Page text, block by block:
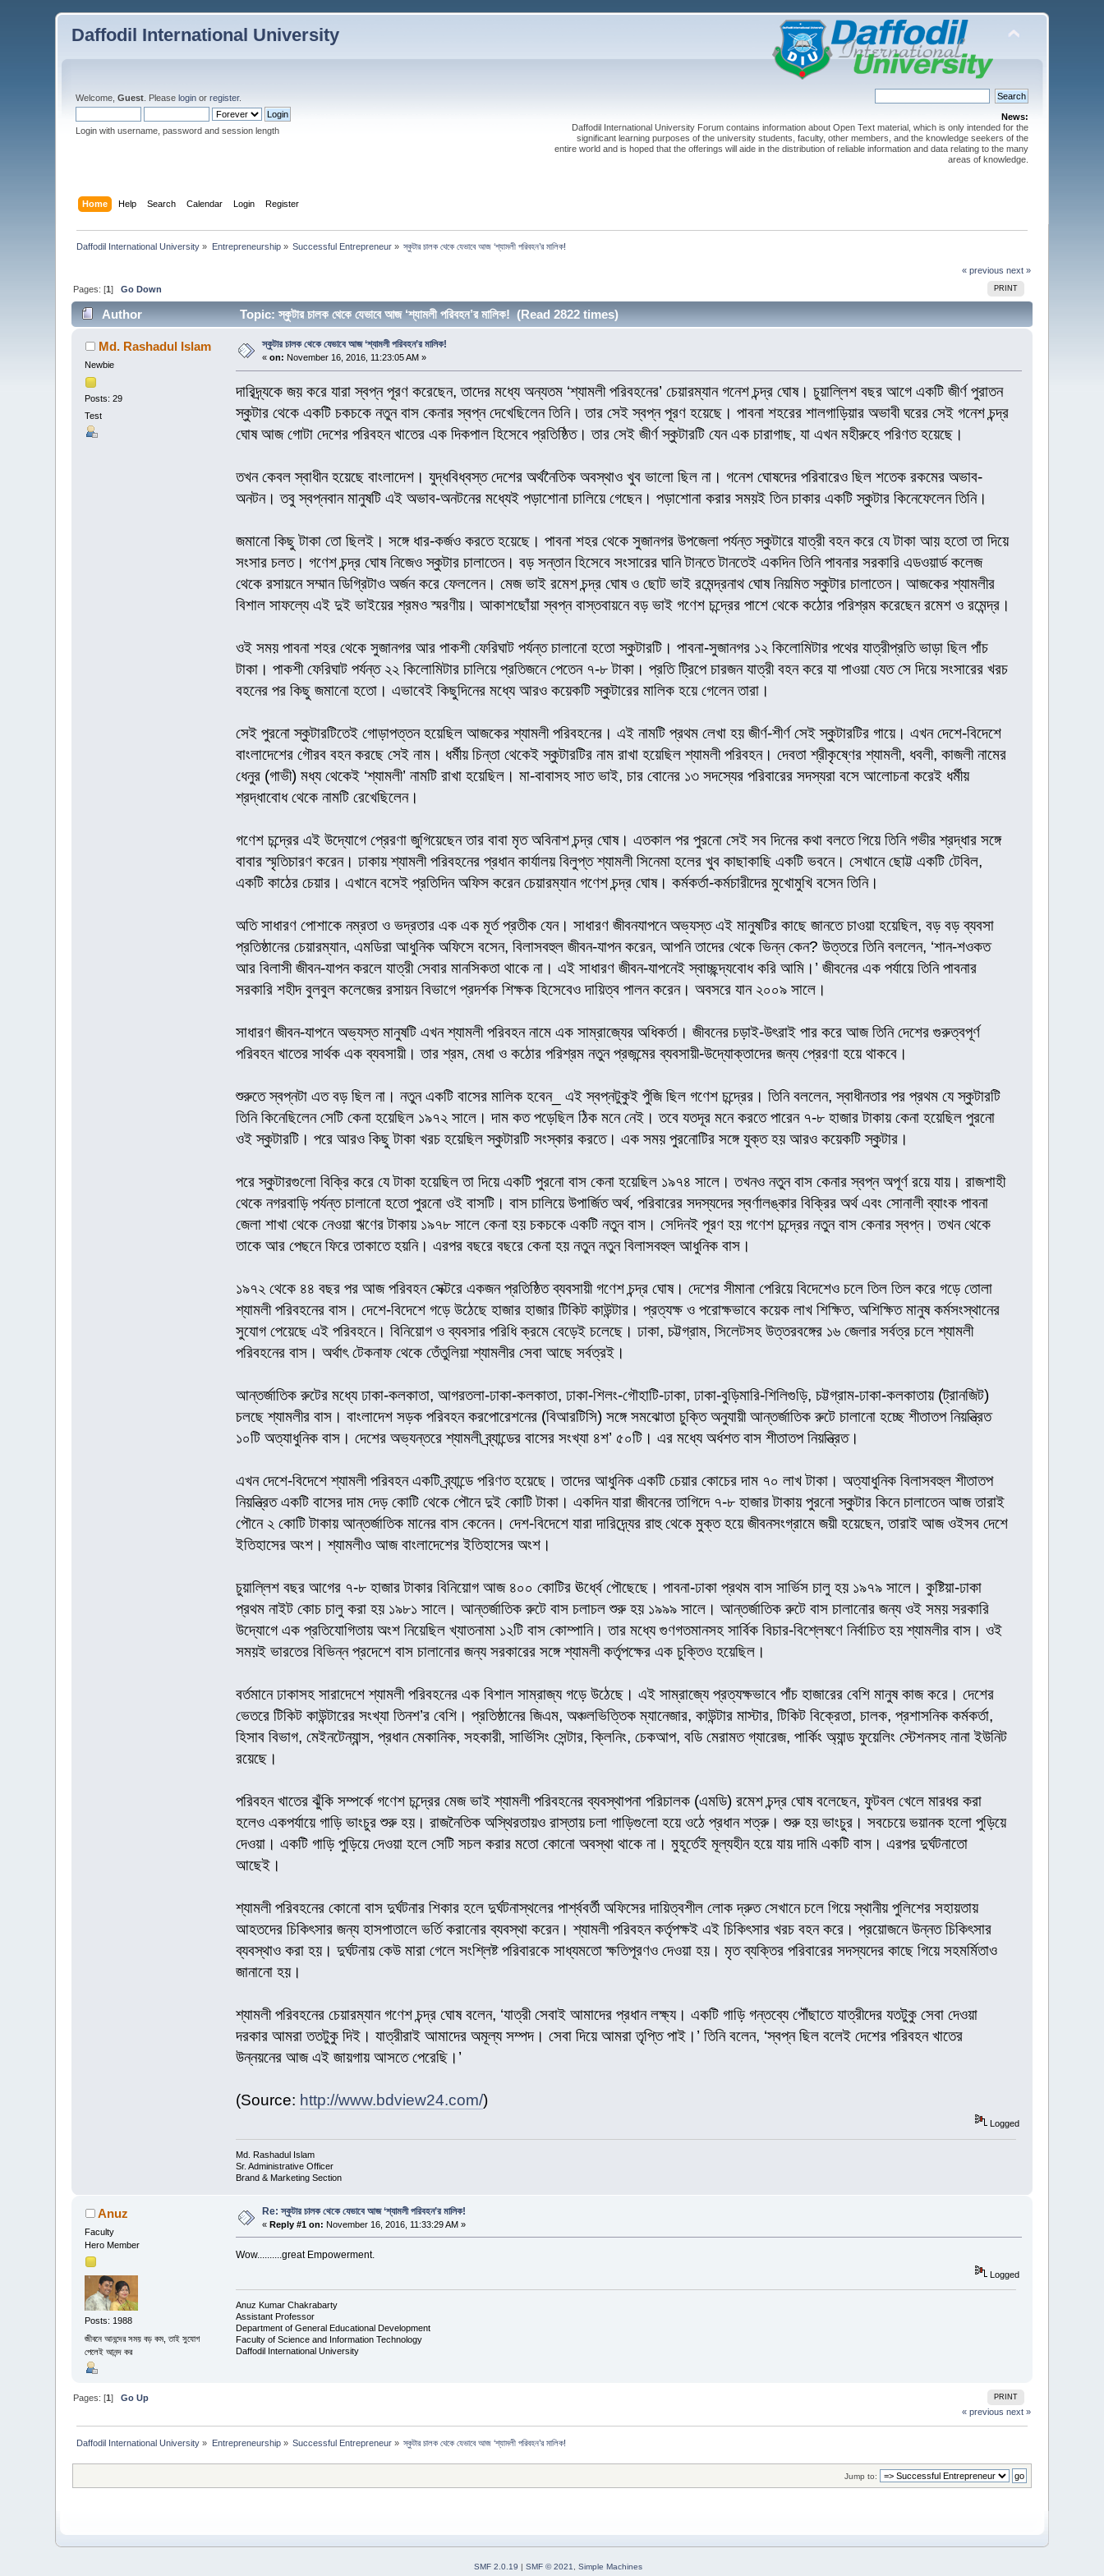
Daffodil International University
Welcome,Guest . Pleaselogin orregister.
Login with username, password and session length
News:
Daffodil International University Forum contains information about Open Text material, which is only intended for the
significant learning purposes of the university students, faculty, other members, and the knowledge seekers of the
entire world and is hoped that the offerings will aide in the distribution of reliable information and data relating to the many
areas of knowledge.
Home Help Search Calendar Login Register
Daffodil International University » Entrepreneurship» Successful Entrepreneur » স্কুটার চালক থেকে যেভাবে আজ ‘শ্যামলী পরিবহন’র মালিক!
« previous next »
PRINT
Pages: [1]Go Down
Author Topic: স্কুটার চালক থেকে যেভাবে আজ ‘শ্যামলী পরিবহন’র মালিক! (Read 2822 times)
Md. Rashadul Islam
Newbie
Posts: 29
Test
স্কুটার চালক থেকে যেভাবে আজ ‘শ্যামলী পরিবহন’র মালিক!
«on: November 16, 2016, 11:23:05 AM »
দারিদ্র্যকে জয় করে যারা স্বপ্ন পূরণ করেছেন, তাদের মধ্যে অন্যতম ‘শ্যামলী পরিবহনের’ চেয়ারম্যান গনেশ চন্দ্র ঘোষ। চুয়ালি্লশ বছর আগে একটি জীর্ণ পুরাতন
স্কুটার থেকে একটি চকচকে নতুন বাস কেনার স্বপ্ন দেখেছিলেন তিনি। তার সেই স্বপ্ন পূরণ হয়েছে। পাবনা শহরের শালগাড়িয়ার অভাবী ঘরের সেই গনেশ চন্দ্র
ঘোষ আজ গোটা দেশের পরিবহন খাতের এক দিকপাল হিসেবে প্রতিষ্ঠিত। তার সেই জীর্ণ স্কুটারটি যেন এক চারাগাছ, যা এখন মহীরুহে পরিণত হয়েছে।
তখন কেবল স্বাধীন হয়েছে বাংলাদেশ। যুদ্ধবিধ্বস্ত দেশের অর্থনৈতিক অবস্থাও খুব ভালো ছিল না। গনেশ ঘোষদের পরিবারেও ছিল শতেক রকমের অভাব-
অনটন। তবু স্বপ্নবান মানুষটি এই অভাব-অনটনের মধ্যেই পড়াশোনা চালিয়ে গেছেন। পড়াশোনা করার সময়ই তিন চাকার একটি স্কুটার কিনেফেলেন তিনি।
জমানো কিছু টাকা তো ছিলই। সঙ্গে ধার-কর্জও করতে হয়েছে। পাবনা শহর থেকে সুজানগর উপজেলা পর্যন্ত স্কুটারে যাত্রী বহন করে যে টাকা আয় হতো তা দিয়ে
সংসার চলত। গণেশ চন্দ্র ঘোষ নিজেও স্কুটার চালাতেন। বড় সন্তান হিসেবে সংসারের ঘানি টানতে টানতেই একদিন তিনি পাবনার সরকারি এডওয়ার্ড কলেজ
থেকে রসায়নে সম্মান ডিগ্রিটাও অর্জন করে ফেললেন। মেজ ভাই রমেশ চন্দ্র ঘোষ ও ছোট ভাই রমেন্দ্রনাথ ঘোষ নিয়মিত স্কুটার চালাতেন। আজকের শ্যামলীর
বিশাল সাফল্যে এই দুই ভাইয়ের শ্রমও স্মরণীয়। আকাশছোঁয়া স্বপ্ন বাস্তবায়নে বড় ভাই গণেশ চন্দ্রের পাশে থেকে কঠোর পরিশ্রম করেছেন রমেশ ও রমেন্দ্র।
ওই সময় পাবনা শহর থেকে সুজানগর আর পাকশী ফেরিঘাট পর্যন্ত চালানো হতো স্কুটারটি। পাবনা-সুজানগর ১২ কিলোমিটার পথের যাত্রীপ্রতি ভাড়া ছিল পাঁচ
টাকা। পাকশী ফেরিঘাট পর্যন্ত ২২ কিলোমিটার চালিয়ে প্রতিজনে পেতেন ৭-৮ টাকা। প্রতি ট্রিপে চারজন যাত্রী বহন করে যা পাওয়া যেত সে দিয়ে সংসারের খরচ
বহনের পর কিছু জমানো হতো। এভাবেই কিছুদিনের মধ্যে আরও কয়েকটি স্কুটারের মালিক হয়ে গেলেন তারা।
সেই পুরনো স্কুটারটিতেই গোড়াপত্তন হয়েছিল আজকের শ্যামলী পরিবহনের। এই নামটি প্রথম লেখা হয় জীর্ণ-শীর্ণ সেই স্কুটারটির গায়ে। এখন দেশে-বিদেশে
বাংলাদেশের গৌরব বহন করছে সেই নাম। ধর্মীয় চিন্তা থেকেই স্কুটারটির নাম রাখা হয়েছিল শ্যামলী পরিবহন। দেবতা শ্রীকৃষ্ণের শ্যামলী, ধবলী, কাজলী নামের
ধেনুর (গাভী) মধ্য থেকেই ‘শ্যামলী’ নামটি রাখা হয়েছিল। মা-বাবাসহ সাত ভাই, চার বোনের ১৩ সদস্যের পরিবারের সদস্যরা বসে আলোচনা করেই ধর্মীয়
শ্রদ্ধাবোধ থেকে নামটি রেখেছিলেন।
গণেশ চন্দ্রের এই উদ্যোগে প্রেরণা জুগিয়েছেন তার বাবা মৃত অবিনাশ চন্দ্র ঘোষ। এতকাল পর পুরনো সেই সব দিনের কথা বলতে গিয়ে তিনি গভীর শ্রদ্ধার সঙ্গে
বাবার স্মৃতিচারণ করেন। ঢাকায় শ্যামলী পরিবহনের প্রধান কার্যালয় বিলুপ্ত শ্যামলী সিনেমা হলের খুব কাছাকাছি একটি ভবনে। সেখানে ছোট্ট একটি টেবিল,
একটি কাঠের চেয়ার। এখানে বসেই প্রতিদিন অফিস করেন চেয়ারম্যান গণেশ চন্দ্র ঘোষ। কর্মকর্তা-কর্মচারীদের মুখোমুখি বসেন তিনি।
অতি সাধারণ পোশাকে নম্রতা ও ভদ্রতার এক এক মূর্ত প্রতীক যেন। সাধারণ জীবনযাপনে অভ্যস্ত এই মানুষটির কাছে জানতে চাওয়া হয়েছিল, বড় বড় ব্যবসা
প্রতিষ্ঠানের চেয়ারম্যান, এমডিরা আধুনিক অফিসে বসেন, বিলাসবহুল জীবন-যাপন করেন, আপনি তাদের থেকে ভিন্ন কেন? উত্তরে তিনি বললেন, ‘শান-শওকত
আর বিলাসী জীবন-যাপন করলে যাত্রী সেবার মানসিকতা থাকে না। এই সাধারণ জীবন-যাপনেই স্বাচ্ছন্দ্যবোধ করি আমি।’ জীবনের এক পর্যায়ে তিনি পাবনার
সরকারি শহীদ বুলবুল কলেজের রসায়ন বিভাগে প্রদর্শক শিক্ষক হিসেবেও দায়িত্ব পালন করেন। অবসরে যান ২০০৯ সালে।
সাধারণ জীবন-যাপনে অভ্যস্ত মানুষটি এখন শ্যামলী পরিবহন নামে এক সাম্রাজ্যের অধিকর্তা। জীবনের চড়াই-উৎরাই পার করে আজ তিনি দেশের গুরুত্বপূর্ণ
পরিবহন খাতের সার্থক এক ব্যবসায়ী। তার শ্রম, মেধা ও কঠোর পরিশ্রম নতুন প্রজন্মের ব্যবসায়ী-উদ্যোক্তাদের জন্য প্রেরণা হয়ে থাকবে।
শুরুতে স্বপ্নটা এত বড় ছিল না। নতুন একটি বাসের মালিক হবেন_ এই স্বপ্নটুকুই পুঁজি ছিল গণেশ চন্দ্রের। তিনি বললেন, স্বাধীনতার পর প্রথম যে স্কুটারটি
তিনি কিনেছিলেন সেটি কেনা হয়েছিল ১৯৭২ সালে। দাম কত পড়েছিল ঠিক মনে নেই। তবে যতদূর মনে করতে পারেন ৭-৮ হাজার টাকায় কেনা হয়েছিল পুরনো
ওই স্কুটারটি। পরে আরও কিছু টাকা খরচ হয়েছিল স্কুটারটি সংস্কার করতে। এক সময় পুরনোটির সঙ্গে যুক্ত হয় আরও কয়েকটি স্কুটার।
পরে স্কুটারগুলো বিক্রি করে যে টাকা হয়েছিল তা দিয়ে একটি পুরনো বাস কেনা হয়েছিল ১৯৭৪ সালে। তখনও নতুন বাস কেনার স্বপ্ন অপূর্ণ রয়ে যায়। রাজশাহী
থেকে নগরবাড়ি পর্যন্ত চালানো হতো পুরনো ওই বাসটি। বাস চালিয়ে উপার্জিত অর্থ, পরিবারের সদস্যদের স্বর্ণালঙ্কার বিক্রির অর্থ এবং সোনালী ব্যাংক পাবনা
জেলা শাখা থেকে নেওয়া ঋণের টাকায় ১৯৭৮ সালে কেনা হয় চকচকে একটি নতুন বাস। সেদিনই পূরণ হয় গণেশ চন্দ্রের নতুন বাস কেনার স্বপ্ন। তখন থেকে
তাকে আর পেছনে ফিরে তাকাতে হয়নি। এরপর বছরে বছরে কেনা হয় নতুন নতুন বিলাসবহুল আধুনিক বাস।
১৯৭২ থেকে ৪৪ বছর পর আজ পরিবহন সেক্টরে একজন প্রতিষ্ঠিত ব্যবসায়ী গণেশ চন্দ্র ঘোষ। দেশের সীমানা পেরিয়ে বিদেশেও চলে তিল তিল করে গড়ে তোলা
শ্যামলী পরিবহনের বাস। দেশে-বিদেশে গড়ে উঠেছে হাজার হাজার টিকিট কাউন্টার। প্রত্যক্ষ ও পরোক্ষভাবে কয়েক লাখ শিক্ষিত, অশিক্ষিত মানুষ কর্মসংস্থানের
সুযোগ পেয়েছে এই পরিবহনে। বিনিয়োগ ও ব্যবসার পরিধি ক্রমে বেড়েই চলেছে। ঢাকা, চট্টগ্রাম, সিলেটসহ উত্তরবঙ্গের ১৬ জেলার সর্বত্র চলে শ্যামলী
পরিবহনের বাস। অর্থাৎ টেকনাফ থেকে তেঁতুলিয়া শ্যামলীর সেবা আছে সর্বত্রই।
আন্তর্জাতিক রুটের মধ্যে ঢাকা-কলকাতা, আগরতলা-ঢাকা-কলকাতা, ঢাকা-শিলং-গৌহাটি-ঢাকা, ঢাকা-বুড়িমারি-শিলিগুড়ি, চট্টগ্রাম-ঢাকা-কলকাতায় (ট্রানজিট)
চলছে শ্যামলীর বাস। বাংলাদেশ সড়ক পরিবহন করপোরেশনের (বিআরটিসি) সঙ্গে সমঝোতা চুক্তি অনুযায়ী আন্তর্জাতিক রুটে চালানো হচ্ছে শীতাতপ নিয়ন্ত্রিত
১০টি অত্যাধুনিক বাস। দেশের অভ্যন্তরে শ্যামলী ব্র্যান্ডের বাসের সংখ্যা ৪শ’ ৫০টি। এর মধ্যে অর্ধশত বাস শীতাতপ নিয়ন্ত্রিত।
এখন দেশে-বিদেশে শ্যামলী পরিবহন একটি ব্র্যান্ডে পরিণত হয়েছে। তাদের আধুনিক একটি চেয়ার কোচের দাম ৭০ লাখ টাকা। অত্যাধুনিক বিলাসবহুল শীতাতপ
নিয়ন্ত্রিত একটি বাসের দাম দেড় কোটি থেকে পৌনে দুই কোটি টাকা। একদিন যারা জীবনের তাগিদে ৭-৮ হাজার টাকায় পুরনো স্কুটার কিনে চালাতেন আজ তারাই
পৌনে ২ কোটি টাকায় আন্তর্জাতিক মানের বাস কেনেন। দেশ-বিদেশে যারা দারিদ্র্যের রাহু থেকে মুক্ত হয়ে জীবনসংগ্রামে জয়ী হয়েছেন, তারাই আজ ওইসব দেশে
ইতিহাসের অংশ। শ্যামলীও আজ বাংলাদেশের ইতিহাসের অংশ।
চুয়ালি্লশ বছর আগের ৭-৮ হাজার টাকার বিনিয়োগ আজ ৪০০ কোটির ঊর্ধ্বে পৌছেছে। পাবনা-ঢাকা প্রথম বাস সার্ভিস চালু হয় ১৯৭৯ সালে। কুষ্টিয়া-ঢাকা
প্রথম নাইট কোচ চালু করা হয় ১৯৮১ সালে। আন্তর্জাতিক রুটে বাস চলাচল শুরু হয় ১৯৯৯ সালে। আন্তর্জাতিক রুটে বাস চালানোর জন্য ওই সময় সরকারি
উদ্যোগে এক প্রতিযোগিতায় অংশ নিয়েছিল খ্যাতনামা ১২টি বাস কোম্পানি। তার মধ্যে গুণগতমানসহ সার্বিক বিচার-বিশ্লেষণে নির্বাচিত হয় শ্যামলীর বাস। ওই
সময়ই ভারতের বিভিন্ন প্রদেশে বাস চালানোর জন্য সরকারের সঙ্গে শ্যামলী কর্তৃপক্ষের এক চুক্তিও হয়েছিল।
বর্তমানে ঢাকাসহ সারাদেশে শ্যামলী পরিবহনের এক বিশাল সাম্রাজ্য গড়ে উঠেছে। এই সাম্রাজ্যে প্রত্যক্ষভাবে পাঁচ হাজারের বেশি মানুষ কাজ করে। দেশের
ভেতরে টিকিট কাউন্টারের সংখ্যা তিনশ’র বেশি। প্রতিষ্ঠানের জিএম, অঞ্চলভিত্তিক ম্যানেজার, কাউন্টার মাস্টার, টিকিট বিক্রেতা, চালক, প্রশাসনিক কর্মকর্তা,
হিসাব বিভাগ, মেইনটেন্যান্স, প্রধান মেকানিক, সহকারী, সার্ভিসিং সেন্টার, ক্লিনিং, চেকআপ, বডি মেরামত গ্যারেজ, পার্কিং অ্যান্ড ফুয়েলিং স্টেশনসহ নানা ইউনিট
রয়েছে।
পরিবহন খাতের ঝুঁকি সম্পর্কে গণেশ চন্দ্রের মেজ ভাই শ্যামলী পরিবহনের ব্যবস্থাপনা পরিচালক (এমডি) রমেশ চন্দ্র ঘোষ বলেছেন, ফুটবল খেলে মারধর করা
হলেও একপর্যায়ে গাড়ি ভাংচুর শুরু হয়। রাজনৈতিক অস্থিরতায়ও রাস্তায় চলা গাড়িগুলো হয়ে ওঠে প্রধান শত্রু। শুরু হয় ভাংচুর। সবচেয়ে ভয়ানক হলো পুড়িয়ে
দেওয়া। একটি গাড়ি পুড়িয়ে দেওয়া হলে সেটি সচল করার মতো কোনো অবস্থা থাকে না। মুহূর্তেই মূল্যহীন হয়ে যায় দামি একটি বাস। এরপর দুর্ঘটনাতো
আছেই।
শ্যামলী পরিবহনের কোনো বাস দুর্ঘটনার শিকার হলে দুর্ঘটনাস্থলের পার্শ্ববর্তী অফিসের দায়িত্বশীল লোক দ্রুত সেখানে চলে গিয়ে স্থানীয় পুলিশের সহায়তায়
আহতদের চিকিৎসার জন্য হাসপাতালে ভর্তি করানোর ব্যবস্থা করেন। শ্যামলী পরিবহন কর্তৃপক্ষই এই চিকিৎসার খরচ বহন করে। প্রয়োজনে উন্নত চিকিৎসার
ব্যবস্থাও করা হয়। দুর্ঘটনায় কেউ মারা গেলে সংশ্লিষ্ট পরিবারকে সাধ্যমতো ক্ষতিপূরণও দেওয়া হয়। মৃত ব্যক্তির পরিবারের সদস্যদের কাছে গিয়ে সহমর্মিতাও
জানানো হয়।
শ্যামলী পরিবহনের চেয়ারম্যান গণেশ চন্দ্র ঘোষ বলেন, ‘যাত্রী সেবাই আমাদের প্রধান লক্ষ্য। একটি গাড়ি গন্তব্যে পৌঁছাতে যাত্রীদের যতটুকু সেবা দেওয়া
দরকার আমরা ততটুকু দিই। যাত্রীরাই আমাদের অমূল্য সম্পদ। সেবা দিয়ে আমরা তৃপ্তি পাই।’ তিনি বলেন, ‘স্বপ্ন ছিল বলেই দেশের পরিবহন খাতের
উন্নয়নের আজ এই জায়গায় আসতে পেরেছি।’
(Source: http://www.bdview24.com/)
Logged
Md. Rashadul Islam
Sr. Administrative Officer
Brand & Marketing Section
Anuz
Faculty
Hero Member
Posts: 1988
জীবনে আনন্দের সময় বড় কম, তাই সুযোগ
পেলেই আনন্দ কর
Re: স্কুটার চালক থেকে যেভাবে আজ ‘শ্যামলী পরিবহন’র মালিক!
«Reply #1 on: November 16, 2016, 11:33:29 AM »
Wow..........great Empowerment.
Logged
Anuz Kumar Chakrabarty
Assistant Professor
Department of General Educational Development
Faculty of Science and Information Technology
Daffodil International University
PRINT
Pages: [1]Go Up
« previous next »
Daffodil International University » Entrepreneurship» Successful Entrepreneur » স্কুটার চালক থেকে যেভাবে আজ ‘শ্যামলী পরিবহন’র মালিক!
Jump to:
SMF 2.0.19 | SMF © 2021
Simple Machines